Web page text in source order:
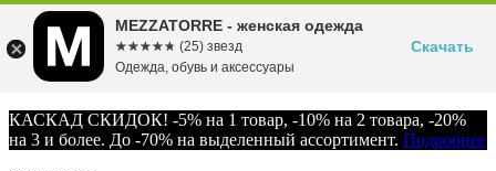
КАСКАД СКИДОК! -5% на 1 товар, -10% на 2 товара, -20%
на 3 и более. До -70% на выделенный ассортимент. Подробнее
MEZZATORRE - женская одежда
☆☆☆☆☆
★★★★★ (25) звезд
Одежда, обувь и аксессуары
Скачать